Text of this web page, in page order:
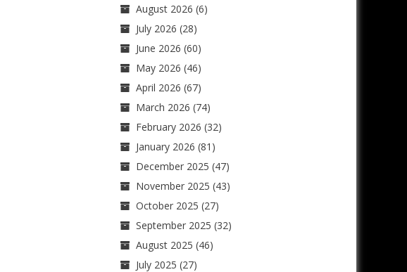
August 2026 (6)
July 2026 (28)
June 2026 (60)
May 2026 (46)
April 2026 (67)
March 2026 (74)
February 2026 (32)
January 2026 (81)
December 2025 (47)
November 2025 (43)
October 2025 (27)
September 2025 (32)
August 2025 (46)
July 2025 (27)